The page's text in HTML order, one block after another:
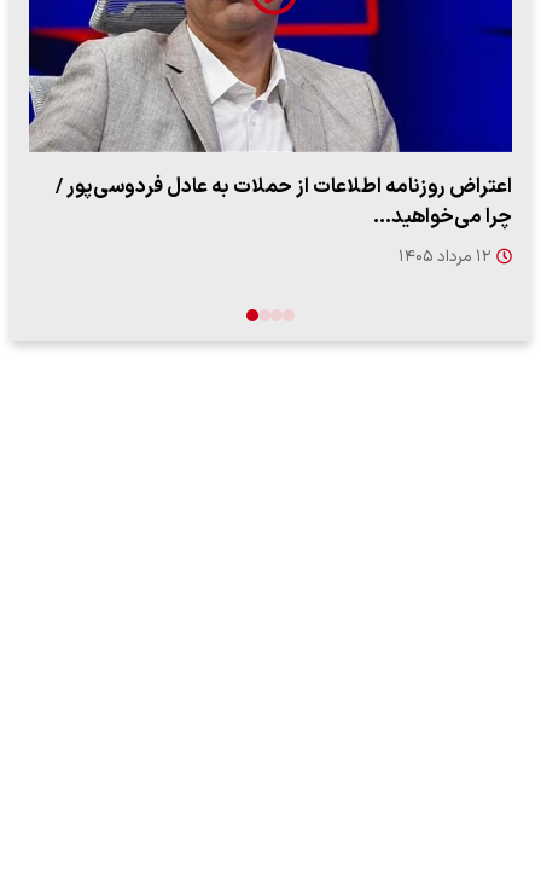
ببینید| روایت رئیس جمهور از لحظه حمله به بیت رهبری
۱۴ مرداد ۱۴۰۵